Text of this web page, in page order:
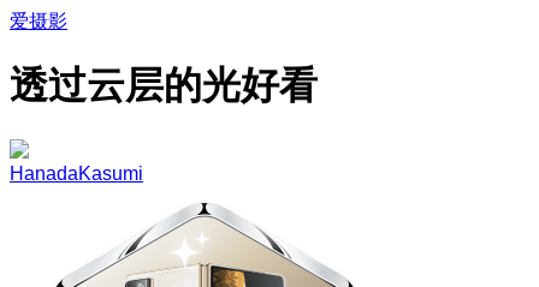
爱摄影
透过云层的光好看
HanadaKasumi